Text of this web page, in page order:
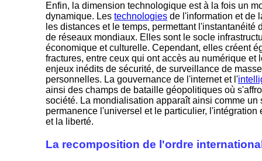
Enfin, la dimension technologique est à la fois un
dynamique. Les technologies de l'information et de
les distances et le temps, permettant l'instantanéité
de réseaux mondiaux. Elles sont le socle
économique et culturelle. Cependant, elles créent
fractures, entre ceux qui ont accès au numérique et
enjeux inédits de sécurité, de surveillance de
personnelles. La gouvernance de l'internet et l'
ainsi des champs de bataille géopolitiques où
société. La mondialisation apparaît ainsi comme un
permanence l'universel et le particulier, l'intégration
et la liberté.
La recomposition de l'ordre